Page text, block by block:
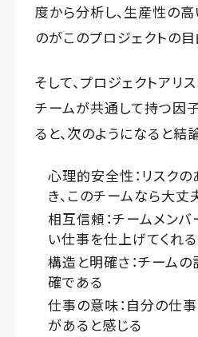
度から分析し、生産性の
のがこのプロジェクトの目
そして、プロジェクトアリ
チームが共通して持つ因
ると、次のようになると結
心理的安全性：リスク
き、このチームなら大丈
相互信頼：チームメンバ
い仕事を仕上げてくれ
構造と明確さ：チームの
確である
仕事の意味：自分の仕
があると感じる